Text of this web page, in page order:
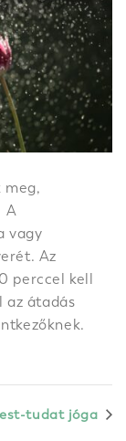
meg,
A
vagy
Az
perccel kell
az átadás
tudat jóga